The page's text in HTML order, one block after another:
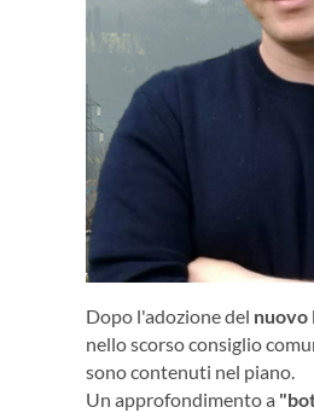
Dopo l'adozione del nuovo
nello scorso consiglio
sono contenuti nel piano.
Un approfondimento a